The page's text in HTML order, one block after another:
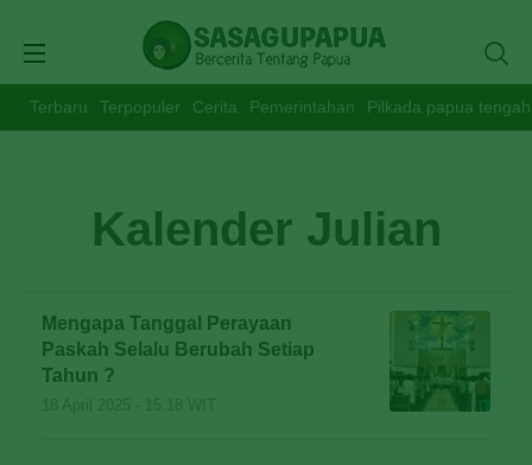
Terbaru Terpopuler Cerita Pemerintahan Pilkada papua tengah
Kalender Julian
Mengapa Tanggal Perayaan
Paskah Selalu Berubah Setiap
Tahun ?